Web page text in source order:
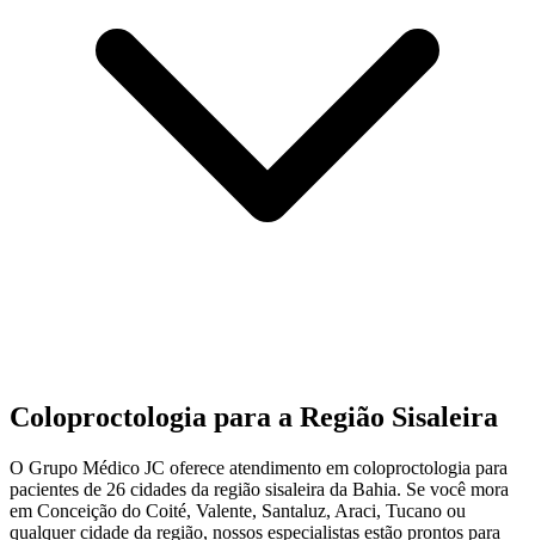
Coloproctologia para a Região Sisaleira
O Grupo Médico JC oferece atendimento em coloproctologia para
pacientes de 26 cidades da região sisaleira da Bahia. Se você mora
em Conceição do Coité, Valente, Santaluz, Araci, Tucano ou
qualquer cidade da região, nossos especialistas estão prontos para